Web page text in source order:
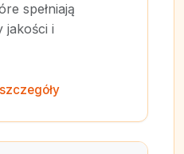
spełniają
jakości i